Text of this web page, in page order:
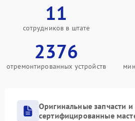
11
сотрудников в штате
2376
отремонтированных устройств
Оригинальные запчасти и
сертифицированные